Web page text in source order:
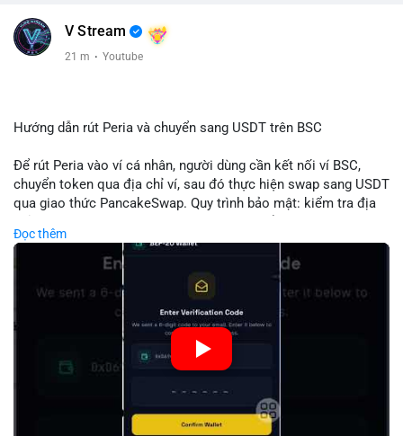
V Stream
21 m · Youtube
Hướng dẫn rút Peria và chuyển sang USDT trên BSC
Để rút Peria vào ví cá nhân, người dùng cần kết nối ví BSC,
chuyển token qua địa chỉ ví, sau đó thực hiện swap sang USDT
qua giao thức PancakeSwap. Quy trình bảo mật: kiểm tra địa
điểm phù hợp. Khi hoàn thành, USDT lưu trữ an toàn trong ví
BSC, có thể chuyển sang các nền tảng khác hoặc bán. Hướng
dẫn chi tiết giúp người mới tránh sai lầm và tối ưu chi phí.
🎥 Xem video trực tiếp tại:
Đọc thêm